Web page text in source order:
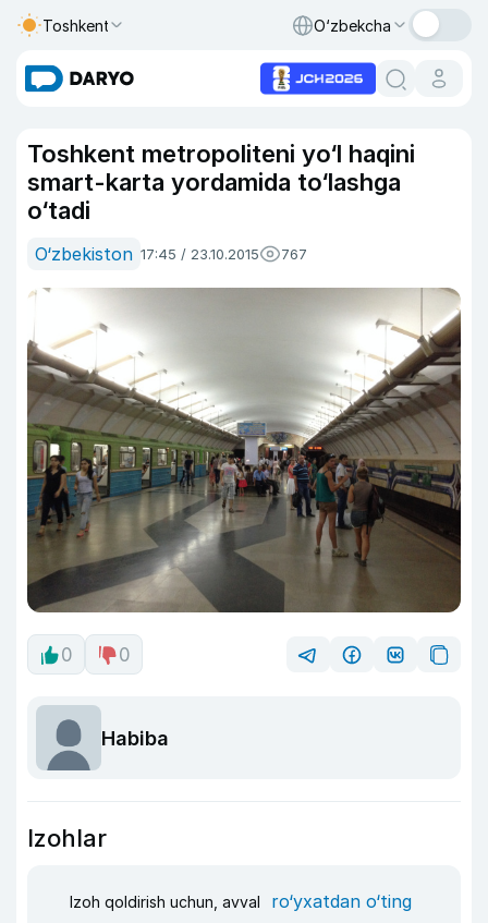
Toshkent O‘zbekcha
Toshkent metropoliteni yo‘l haqini
smart-karta yordamida to‘lashga
o‘tadi
O‘zbekiston 17:45 / 23.10.2015 767
0 0
Habiba
Izohlar
Izoh qoldirish uchun, avval ro‘yxatdan o‘ting